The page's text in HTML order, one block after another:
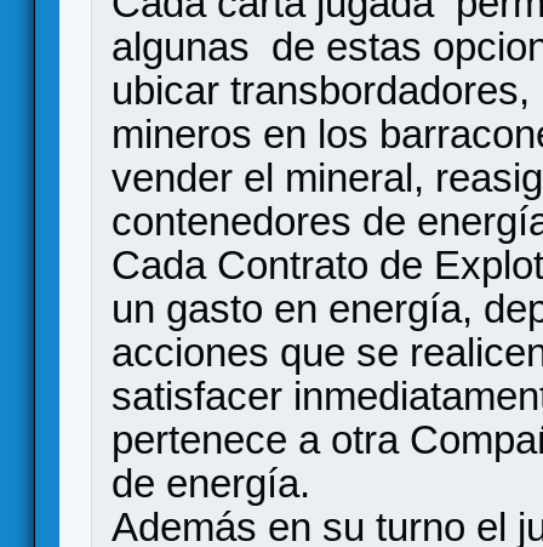
algunas de estas
ubicar
mineros en los
vender el mineral,
contenedores de
Cada Contrato de
un gasto en energía,
acciones que se
satisfacer
pertenece a otra
de energía.
Además en su turno el